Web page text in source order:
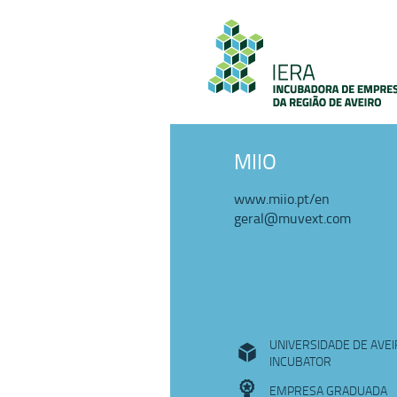
MIIO
www.miio.pt/en
geral@muvext.com
UNIVERSIDADE DE
INCUBATOR
EMPRESA GRADUADA